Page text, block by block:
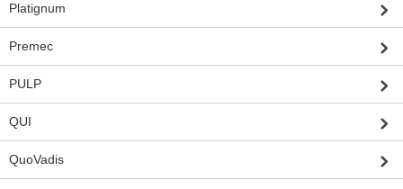
Platignum
Premec
PULP
QUI
QuoVadis